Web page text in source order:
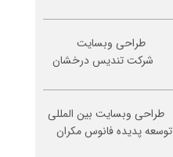
طراحی وبسایت
شرکت تندیس درخشان
طراحی وبسایت بین المللی
توسعه پدیده فانوس مکران